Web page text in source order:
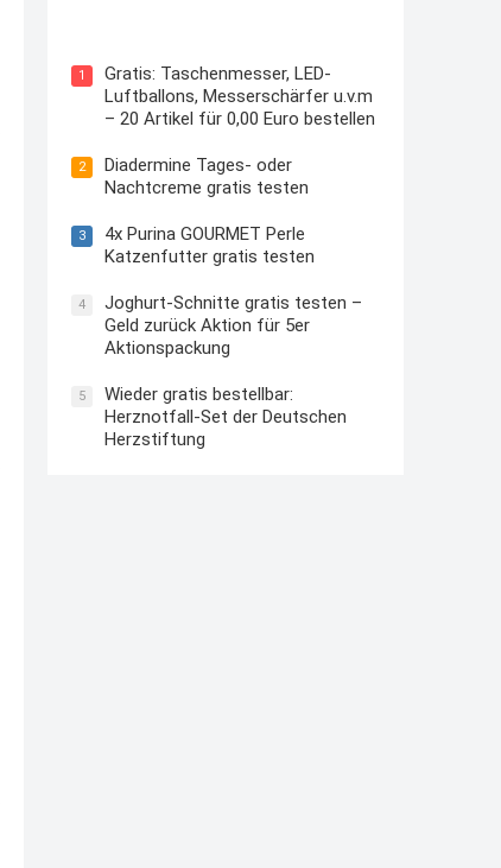
1
Gratis: Taschenmesser, LED-
Luftballons, Messerschärfer u.v.m
– 20 Artikel für 0,00 Euro bestellen
2
Diadermine Tages- oder
Nachtcreme gratis testen
3
4x Purina GOURMET Perle
Katzenfutter gratis testen
4
Joghurt-Schnitte gratis testen –
Geld zurück Aktion für 5er
Aktionspackung
5
Wieder gratis bestellbar:
Herznotfall-Set der Deutschen
Herzstiftung